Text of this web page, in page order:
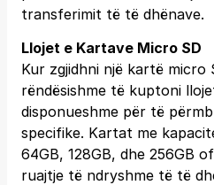
transferimit të të dhënave.
Llojet e Kartave Micro SD
Kur zgjidhni një kartë micro
rëndësishme të kuptoni
disponueshme për të
specifike. Kartat me
64GB, 128GB, dhe 256GB
ruajtje të ndryshme të të